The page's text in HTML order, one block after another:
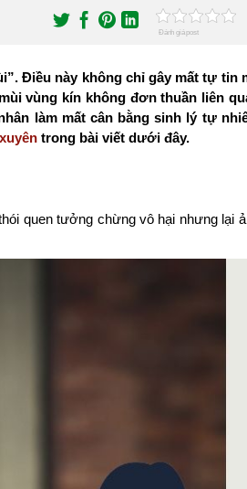
Đánh giá post
Điều này không chỉ gây mất tự tin
vùng kín không đơn thuần liên
làm mất cân bằng sinh lý tự
trong bài viết dưới đây.
quen tưởng chừng vô hại nhưng lại